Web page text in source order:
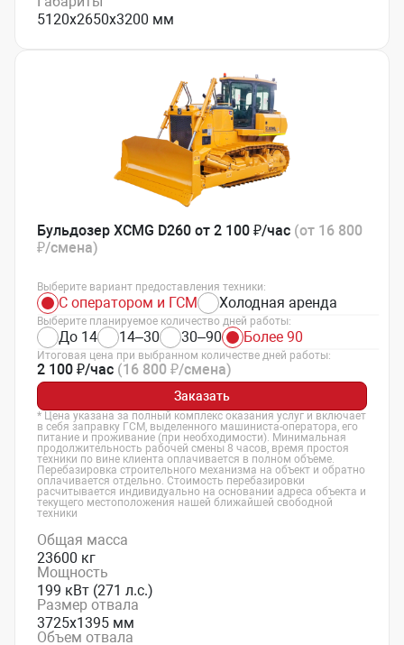
5120х2650х3200 мм
Бульдозер XCMG D260 от 2 100 ₽/час (от 16 800
₽/смена)
Выберите вариант предоставления техники:
С оператором и ГСМ Холодная аренда
Выберите планируемое количество дней работы:
До 14 14–30 30–90 Более 90
Итоговая цена при выбранном количестве дней работы:
2 100 ₽/час (16 800 ₽/смена)
Заказать
* Цена указана за полный комплекс оказания услуг и включает
в себя заправку ГСМ, выделенного машиниста-оператора, его
питание и проживание (при необходимости). Минимальная
продолжительность рабочей смены 8 часов, время простоя
техники по вине клиента оплачивается в полном объеме.
Перебазировка строительного механизма на объект и обратно
оплачивается отдельно. Стоимость перебазировки
расчитывается индивидуально на основании адреса объекта и
текущего местоположения нашей ближайшей свободной
техники
Общая масса
23600 кг
Мощность
199 кВт (271 л.с.)
Размер отвала
3725х1395 мм
Объем отвала